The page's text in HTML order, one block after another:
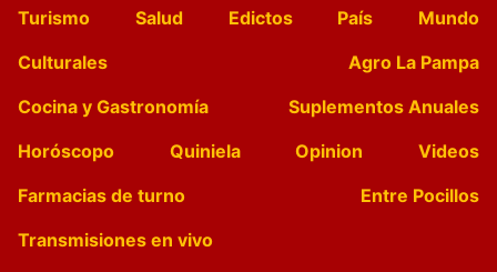
Turismo
Salud Edictos País
Mundo
Culturales
Agro La Pampa
Cocina y Gastronomía
Suplementos Anuales
Horóscopo
Quiniela Opinion
Videos
Farmacias de turno
Entre Pocillos
Transmisiones en vivo